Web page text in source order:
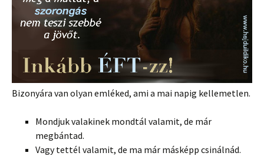
Bizonyára van olyan emléked, ami a mai napig kellemetlen.
Mondjuk valakinek mondtál valamit, de már
megbántad.
Vagy tettél valamit, de ma már másképp csinálnád.